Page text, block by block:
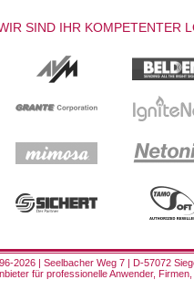
SIND IHR KOMPETENTER
2026 | Seelbacher Weg 7 | D-57072
für professionelle Anwender,